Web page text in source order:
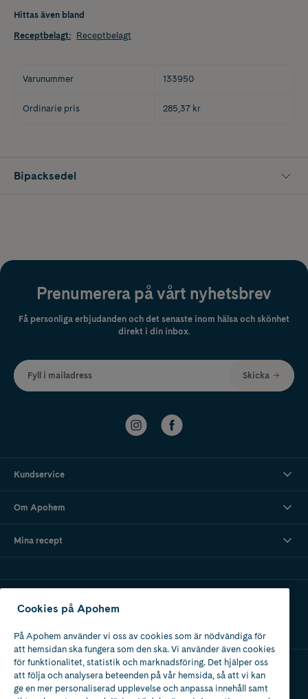
Hittas även bland
Receptbelagt: Receptbelagt
Varunummer 133950
Ordinarie pris 285,37 kr
Bipacksedel
Prenumerera på vårt nyhetsbrev
Få personliga erbjudanden och det senaste inom hälsa och skönhet
direkt i din inbox.
Fyll i mailadress Skicka
Kundservice
Om Apohem
Mina recept
Apotek med tillstånd
av Läkemedelsverket
Cookies på Apohem
På Apohem använder vi oss av cookies som är nödvändiga för
att hemsidan ska fungera som den ska. Vi använder även cookies
för funktionalitet, statistik och marknadsföring. Det hjälper oss
att följa och analysera beteenden på vår hemsida, så att vi kan
ge en mer personaliserad upplevelse och anpassa innehåll samt